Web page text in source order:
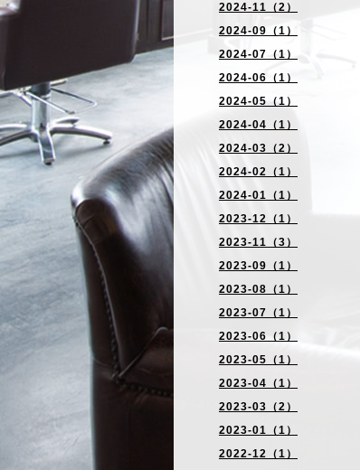
2024-11（2）
2024-09（1）
2024-07（1）
2024-06（1）
2024-05（1）
2024-04（1）
2024-03（2）
2024-02（1）
2024-01（1）
2023-12（1）
2023-11（3）
2023-09（1）
2023-08（1）
2023-07（1）
2023-06（1）
2023-05（1）
2023-04（1）
2023-03（2）
2023-01（1）
2022-12（1）